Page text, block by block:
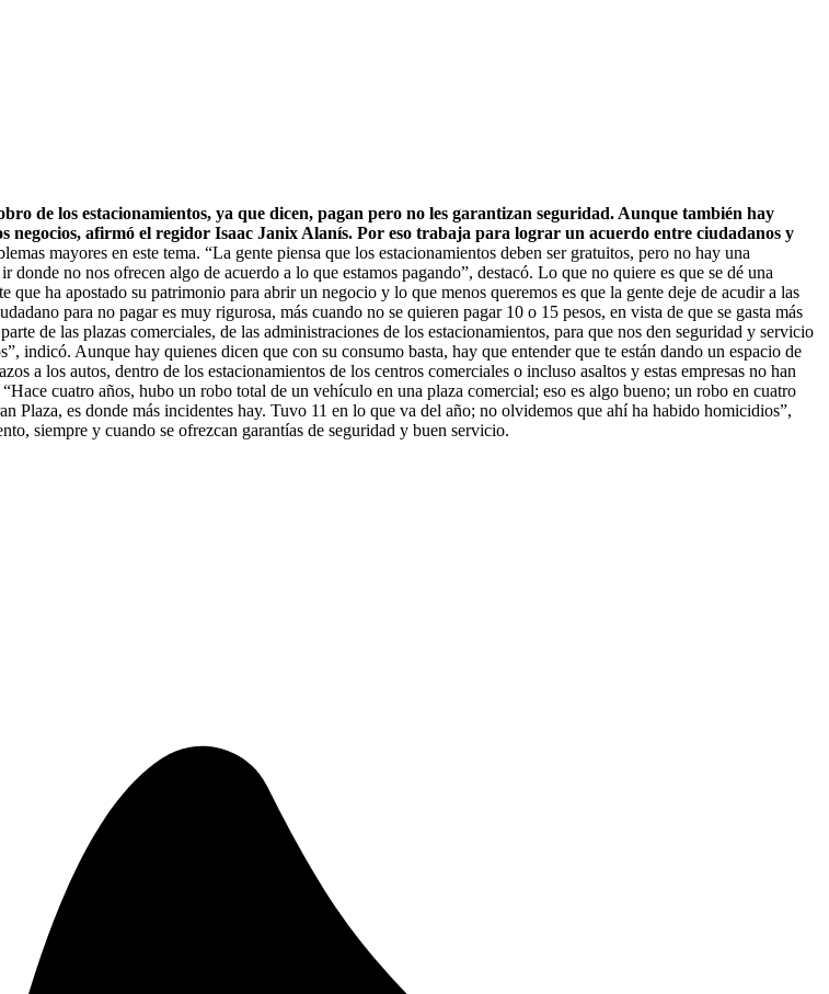
de los estacionamientos, ya que dicen, pagan pero no les garantizan seguridad. Aunque también hay
negocios, afirmó el regidor Isaac Janix Alanís. Por eso trabaja para lograr un acuerdo entre ciudadanos y
mayores en este tema. “La gente piensa que los estacionamientos deben ser gratuitos, pero no hay una
no nos ofrecen algo de acuerdo a lo que estamos pagando”, destacó. Lo que no quiere es que se dé una
ha apostado su patrimonio para abrir un negocio y lo que menos queremos es que la gente deje de acudir a las
para no pagar es muy rigurosa, más cuando no se quieren pagar 10 o 15 pesos, en vista de que se gasta más
de las plazas comerciales, de las administraciones de los estacionamientos, para que nos den seguridad y servicio
indicó. Aunque hay quienes dicen que con su consumo basta, hay que entender que te están dando un espacio de
a los autos, dentro de los estacionamientos de los centros comerciales o incluso asaltos y estas empresas no han
cuatro años, hubo un robo total de un vehículo en una plaza comercial; eso es algo bueno; un robo en cuatro
Plaza, es donde más incidentes hay. Tuvo 11 en lo que va del año; no olvidemos que ahí ha habido homicidios”,
siempre y cuando se ofrezcan garantías de seguridad y buen servicio.